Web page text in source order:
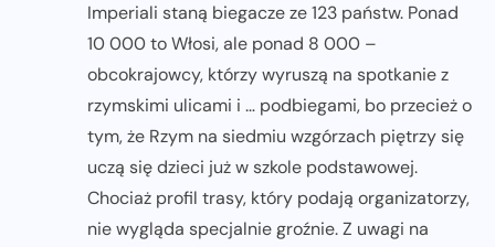
Imperiali staną biegacze ze 123 państw. Ponad
10 000 to Włosi, ale ponad 8 000 –
obcokrajowcy, którzy wyruszą na spotkanie z
rzymskimi ulicami i … podbiegami, bo przecież o
tym, że Rzym na siedmiu wzgórzach piętrzy się
uczą się dzieci już w szkole podstawowej.
Chociaż profil trasy, który podają organizatorzy,
nie wygląda specjalnie groźnie. Z uwagi na